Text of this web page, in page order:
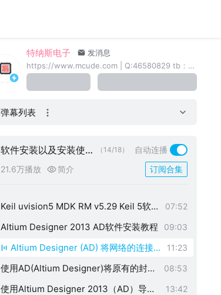
特纳斯电子
发消息
https://www.mcude.com | Q:46580829 tb：特纳斯电子
弹幕列表
软件安装以及安装使用
（14/18）
自动连播
21.6万播放
简介 订阅合集
Proteus8.12 Proteus软件安装教程 07:33
Proteus Pro 8.9 Proteus软件安装教程
Proteus 仿真弹窗关闭后如何重新打开 01:24
Proteus 8 系列恢复弹窗功能 02:33
活到2032年 ，C51、STM32一次解决 k
eil uvision5 MDK RM v5.29 (附下载链
Keil uvision5 MDK RM v5.29 Keil 5软
件安装教程
07:52
Altium Designer 2013 AD软件安装教程 09:03
Altium Designer (AD) 将网络的连接
线换成实线的连接
11:23
使用AD(Altium Designer)将原有的封装
导出来
08:53
使用Altium Designer 2013（AD）导入
13:42